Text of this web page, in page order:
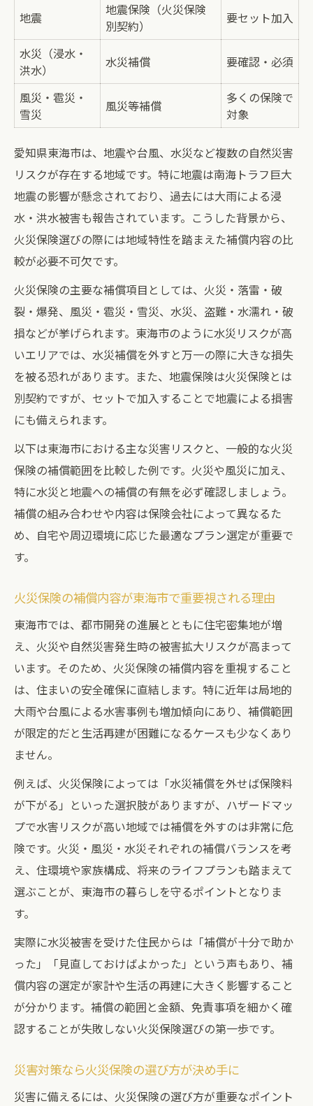
火災保険の見直しが必要な東海市の理由
火災保険の選択肢を広げる地域対応策
最適な火災保険を求めるならどこに注目すべき
か
火災保険会社ごとの主な違い一覧
火災保険選びで重視すべき判断基準とは
補償内容と保険料のバランスを見極めるコ
ツ
火災保険会社の評判や口コミの活かし方
東海市で選ばれる火災保険の特徴を解説
東海市の自然災害対策に役立つ火災保険の知識
自然災害別火災保険の補償範囲一覧表
火災保険で備える地震・水災のリスク
自然災害が多い東海市の火災保険活用法
火災保険の特約選択で安心を強化する
火災保険の見積もり時に確認するべき点
火災保険選択時に理解したい補償内容の要点
火災保険補償内容の比較早見表
補償内容の違いが火災保険選びに与える影
響
火災保険の特約が持つメリットを解説
火災保険選びで見落としがちな補償範囲
補償内容を理解して火災保険を有効活用
東海市で評価される火災保険条件一覧
東海市で人気の火災保険に共通する特徴
火災保険選択で重視されるポイント
地元で支持される火災保険の理由を解説
地震
地震保険（火災保険
別契約）
要セット加入
水災（浸水・
洪水）
水災補償 要確認・必須
風災・雹災・
雪災
風災等補償
多くの保険で
対象
愛知県東海市は、地震や台風、水災など複数の自然災害
リスクが存在する地域です。特に地震は南海トラフ巨大
地震の影響が懸念されており、過去には大雨による浸
水・洪水被害も報告されています。こうした背景から、
火災保険選びの際には地域特性を踏まえた補償内容の比
較が必要不可欠です。
火災保険の主要な補償項目としては、火災・落雷・破
裂・爆発、風災・雹災・雪災、水災、盗難・水濡れ・破
損などが挙げられます。東海市のように水災リスクが高
いエリアでは、水災補償を外すと万一の際に大きな損失
を被る恐れがあります。また、地震保険は火災保険とは
別契約ですが、セットで加入することで地震による損害
にも備えられます。
以下は東海市における主な災害リスクと、一般的な火災
保険の補償範囲を比較した例です。火災や風災に加え、
特に水災と地震への補償の有無を必ず確認しましょう。
補償の組み合わせや内容は保険会社によって異なるた
め、自宅や周辺環境に応じた最適なプラン選定が重要で
す。
火災保険の補償内容が東海市で重要視される理由
東海市では、都市開発の進展とともに住宅密集地が増
え、火災や自然災害発生時の被害拡大リスクが高まって
います。そのため、火災保険の補償内容を重視すること
は、住まいの安全確保に直結します。特に近年は局地的
大雨や台風による水害事例も増加傾向にあり、補償範囲
が限定的だと生活再建が困難になるケースも少なくあり
ません。
例えば、火災保険によっては「水災補償を外せば保険料
が下がる」といった選択肢がありますが、ハザードマッ
プで水害リスクが高い地域では補償を外すのは非常に危
険です。火災・風災・水災それぞれの補償バランスを考
え、住環境や家族構成、将来のライフプランも踏まえて
選ぶことが、東海市の暮らしを守るポイントとなりま
す。
実際に水災被害を受けた住民からは「補償が十分で助か
った」「見直しておけばよかった」という声もあり、補
償内容の選定が家計や生活の再建に大きく影響すること
が分かります。補償の範囲と金額、免責事項を細かく確
認することが失敗しない火災保険選びの第一歩です。
災害対策なら火災保険の選び方が決め手に
災害に備えるには、火災保険の選び方が重要なポイント